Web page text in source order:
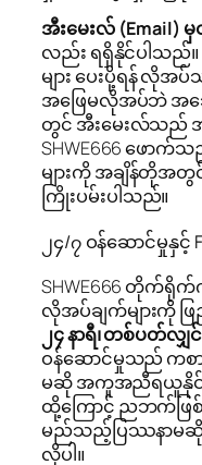
အီးမေးလ်
လည်း ရရှိနိုင်ပါသည်။
များ ပေးပို့ရန် လိုအ
အဖြေမလိုအပ်ဘဲ အသ
တွင် အီးမေးလ်သည်
SHWE666 ဖော
များကို အချိန်တိုအတွင်
ကြိုးပမ်းပါသည်။
၂၄/၇ ဝန်ဆောင်မှုနှင့်
SHWE666 တိုက်ရို
လိုအပ်ချက်များကို ဖ
၂၄ နာရီ၊ တစ်ပတ်လျှ
ဝန်ဆောင်မှုသည် ကစ
မဆို အကူအညီရယူနိုင်ရ
ထို့ကြောင့် ညဘက်ဖြစ်
မည်သည့်ပြဿနာမဆို
လိုပါ။